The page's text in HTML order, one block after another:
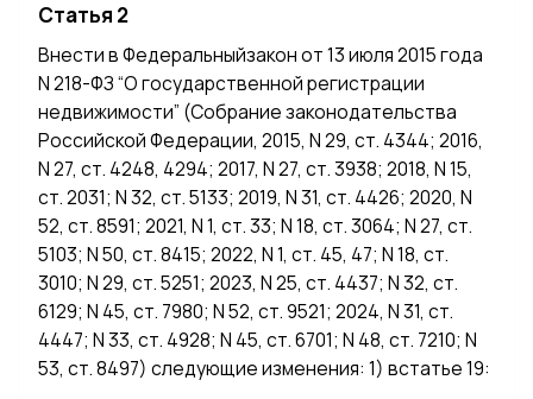
Статья 2
Внести в Федеральныйзакон от 13 июля 2015 года
N 218-ФЗ “О государственной регистрации
недвижимости” (Собрание законодательства
Российской Федерации, 2015, N 29, ст. 4344; 2016,
N 27, ст. 4248, 4294; 2017, N 27, ст. 3938; 2018, N 15,
ст. 2031; N 32, ст. 5133; 2019, N 31, ст. 4426; 2020, N
52, ст. 8591; 2021, N 1, ст. 33; N 18, ст. 3064; N 27, ст.
5103; N 50, ст. 8415; 2022, N 1, ст. 45, 47; N 18, ст.
3010; N 29, ст. 5251; 2023, N 25, ст. 4437; N 32, ст.
6129; N 45, ст. 7980; N 52, ст. 9521; 2024, N 31, ст.
4447; N 33, ст. 4928; N 45, ст. 6701; N 48, ст. 7210; N
53, ст. 8497) следующие изменения: 1) встатье 19: